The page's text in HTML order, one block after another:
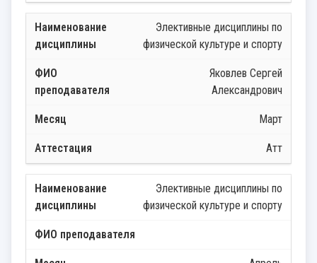
Элективные дисциплины по
физической культуре и спорту
Яковлев Сергей
Александрович
Март
Атт
Элективные дисциплины по
физической культуре и спорту